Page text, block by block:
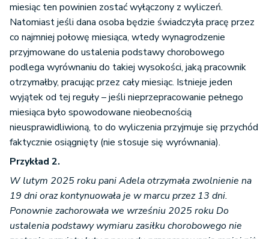
miesiąc ten powinien zostać wyłączony z wyliczeń.
Natomiast jeśli dana osoba będzie świadczyła pracę przez
co najmniej połowę miesiąca, wtedy wynagrodzenie
przyjmowane do ustalenia podstawy chorobowego
podlega wyrównaniu do takiej wysokości, jaką pracownik
otrzymałby, pracując przez cały miesiąc. Istnieje jeden
wyjątek od tej reguły – jeśli nieprzepracowanie pełnego
miesiąca było spowodowane nieobecnością
nieusprawidliwioną, to do wyliczenia przyjmuje się przychód
faktycznie osiągnięty (nie stosuje się wyrównania).
Przykład 2.
W lutym 2025 roku pani Adela otrzymała zwolnienie na
19 dni oraz kontynuowała je w marcu przez 13 dni.
Ponownie zachorowała we wrześniu 2025 roku Do
ustalenia podstawy wymiaru zasiłku chorobowego nie